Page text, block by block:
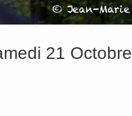
21 Octobre